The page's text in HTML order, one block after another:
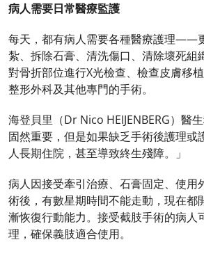
病人需要日常醫療監護
每天，都有病人需要各種醫療護理——
紮、拆除石膏、清洗傷口、清除壞死組
對骨折部位進行X光檢查、檢查皮膚移
整形外科及其他專門的手術。
海登貝里（Dr Nico HEIJENBERG）醫
固然重要，但是如果缺乏手術後護理或
人長期住院，甚至導致終生殘障。」
病人因接受牽引治療、石膏固定、使用
術後，有數星期時間不能走動，現在都
漸恢復行動能力。接受截肢手術的病人
理，確保義肢適合使用。